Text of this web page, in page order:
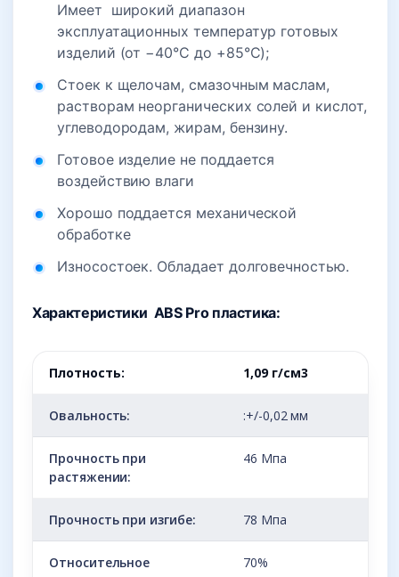
Имеет широкий диапазон
эксплуатационных температур готовых
изделий (от −40°C до +85°C);
Стоек к щелочам, смазочным маслам,
растворам неорганических солей и кислот,
углеводородам, жирам, бензину.
Готовое изделие не поддается
воздействию влаги
Хорошо поддается механической
обработке
Износостоек. Обладает долговечностью.
Характеристики ABS Pro пластика:
Плотность: 1,09 г/см3
Овальность: :+/-0,02 мм
Прочность при
растяжении:
46 Мпа
Прочность при изгибе: 78 Мпа
Относительное
70%